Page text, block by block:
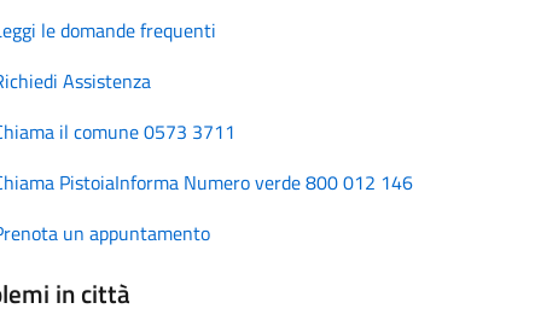
le domande frequenti
Assistenza
il comune 0573 3711
PistoiaInforma Numero verde 800 012 146
un appuntamento
in città